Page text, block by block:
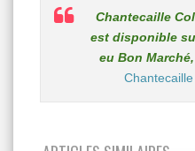
Chantecaille
est disponible
eu Bon